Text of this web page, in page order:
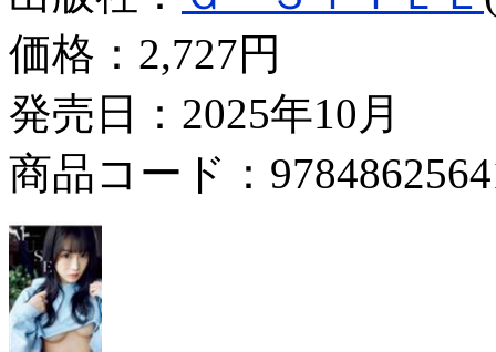
価格： 2,727円
発売日：2025年10月
商品コード：